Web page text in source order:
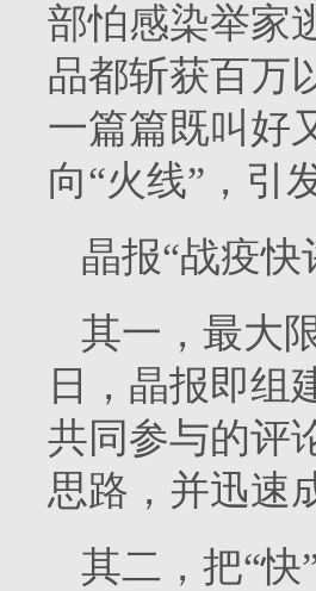
部怕感染举家
品都斩获百万
一篇篇既叫好
向“火线”，引
晶报“战疫
其一，最大
日，晶报即组
共同参与的评
思路，并迅速
其二，把“